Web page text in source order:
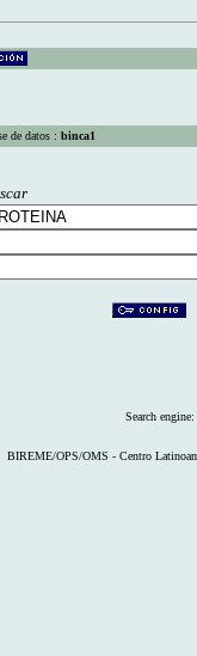
de datos : binca1
Search engine:
BIREME/OPS/OMS - Centro